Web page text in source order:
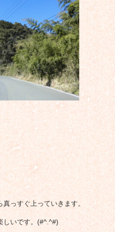
っすぐ上っていきます。
しいです。(#^.^#)